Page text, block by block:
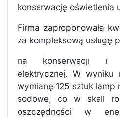
konserwację oświetlenia
Firma zaproponowała
za kompleksową usługę
na konserwacji i
elektrycznej. W wyniku
wymianę 125 sztuk lamp
sodowe, co w skali
oszczędności w